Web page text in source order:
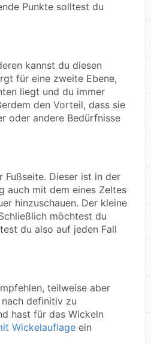
Punkte solltest du
kannst du diesen
für eine zweite Ebene,
liegt und du immer
den Vorteil, dass sie
oder andere Bedürfnisse
Fußseite. Dieser ist in der
auch mit dem eines Zeltes
hinzuschauen. Der kleine
möchtest du
du also auf jeden Fall
teilweise aber
definitiv zu
hast für das Wickeln
Wickelauflage ein